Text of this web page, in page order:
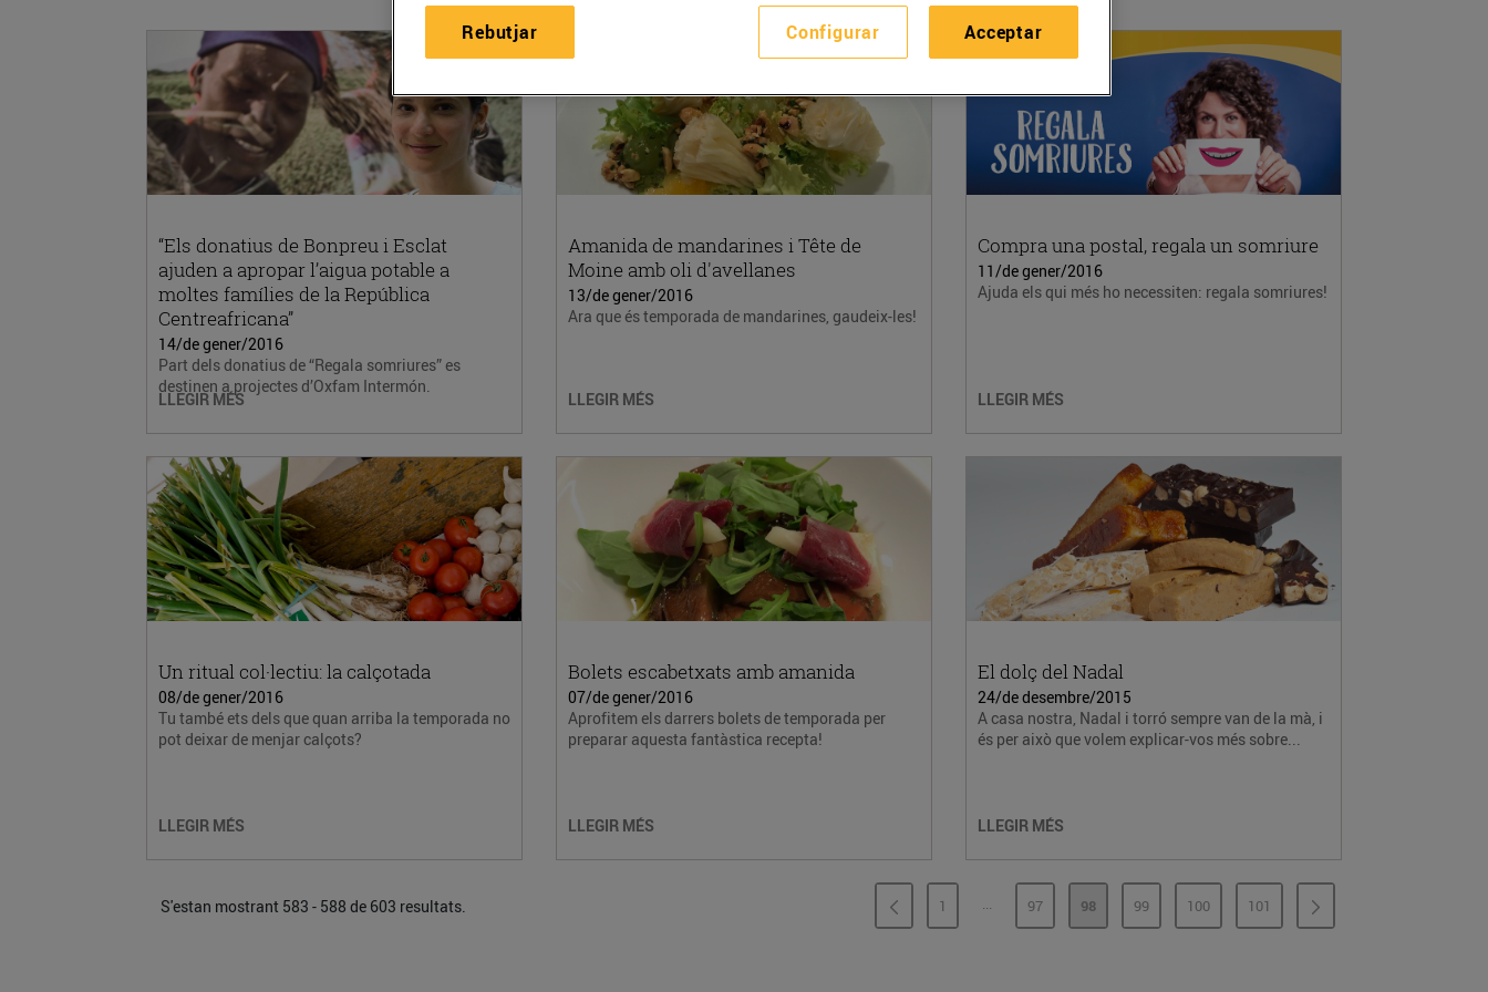
“Els donatius de Bonpreu i Esclat
ajuden a apropar l’aigua potable a
moltes famílies de la República
Centreafricana”
14/de gener/2016
Part dels donatius de “Regala somriures” es
destinen a projectes d’Oxfam Intermón.
LLEGIR MÉS
Amanida de mandarines i Tête de
Moine amb oli d'avellanes
13/de gener/2016
Ara que és temporada de mandarines, gaudeix-les!
LLEGIR MÉS
Compra una postal, regala un somriure
11/de gener/2016
Ajuda els qui més ho necessiten: regala somriures!
LLEGIR MÉS
Un ritual col·lectiu: la calçotada
08/de gener/2016
Tu també ets dels que quan arriba la temporada no
pot deixar de menjar calçots?
LLEGIR MÉS
Bolets escabetxats amb amanida
07/de gener/2016
Aprofitem els darrers bolets de temporada per
preparar aquesta fantàstica recepta!
LLEGIR MÉS
El dolç del Nadal
24/de desembre/2015
A casa nostra, Nadal i torró sempre van de la mà, i
és per això que volem explicar-vos més sobre...
LLEGIR MÉS
S'estan mostrant 583 - 588 de 603 resultats. PÀGINA
1 ...PÀGINES INTERMÈDIES
PÀGINA
97 PÀGINA
98 PÀGINA
99 PÀGINA
100 PÀGINA
101
Configurar
Rebutjar Acceptar